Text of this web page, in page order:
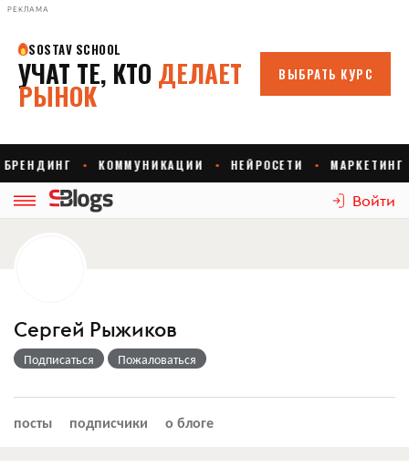
РЕКЛАМА
Войти
Сергей Рыжиков
Подписаться Пожаловаться
посты подписчики о блоге